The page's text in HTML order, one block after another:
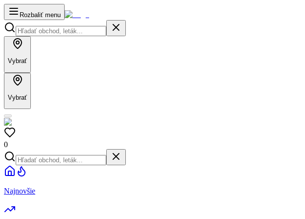
Rozbaliť menu
Vybrať
Vybrať
0
Najnovšie